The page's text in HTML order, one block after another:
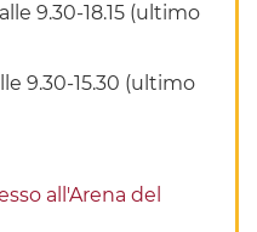
9.30-18.15 (ultimo
9.30-15.30 (ultimo
all'Arena del